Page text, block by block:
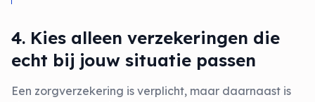
4. Kies alleen verzekeringen die
echt bij jouw situatie passen
Een zorgverzekering is verplicht, maar daarnaast is